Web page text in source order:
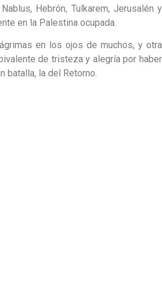
Hebrón, Tulkarem, Jerusalén y
en la Palestina ocupada.
en los ojos de muchos, y otra
de tristeza y alegría por haber
batalla, la del Retorno.